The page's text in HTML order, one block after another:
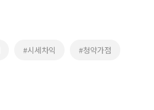
#시세차익 #청약가점